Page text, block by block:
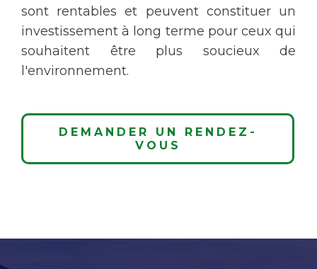
sont rentables et peuvent constituer un
investissement à long terme pour ceux qui
souhaitent être plus soucieux de
l'environnement.
DEMANDER UN RENDEZ-
VOUS